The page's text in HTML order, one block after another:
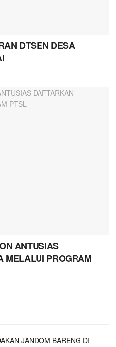
DTSEN DESA
ANTUSIAS
MELALUI PROGRAM
JANDOM BARENG DI